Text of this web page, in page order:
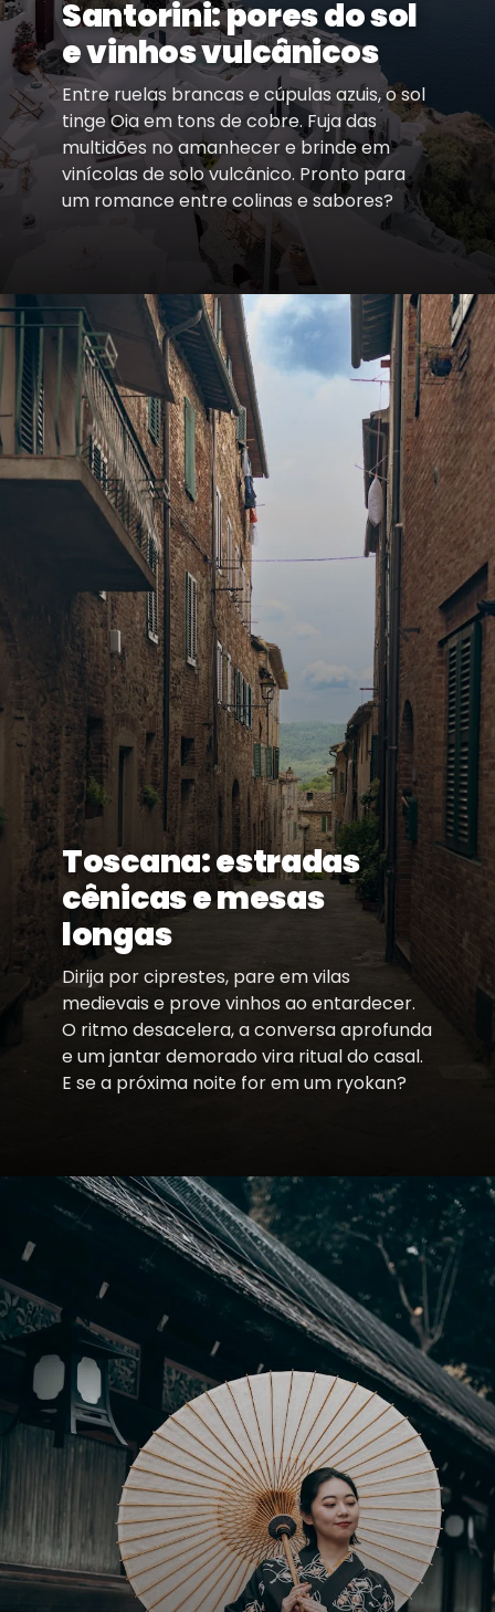
Santorini: pores do sol
e vinhos vulcânicos
Entre ruelas brancas e cúpulas azuis, o sol
tinge Oia em tons de cobre. Fuja das
multidões no amanhecer e brinde em
vinícolas de solo vulcânico. Pronto para
um romance entre colinas e sabores?
Toscana: estradas
cênicas e mesas
longas
Dirija por ciprestes, pare em vilas
medievais e prove vinhos ao entardecer.
O ritmo desacelera, a conversa aprofunda
e um jantar demorado vira ritual do casal.
E se a próxima noite for em um ryokan?